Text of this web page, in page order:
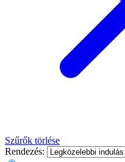
Szűrők törlése
Rendezés: